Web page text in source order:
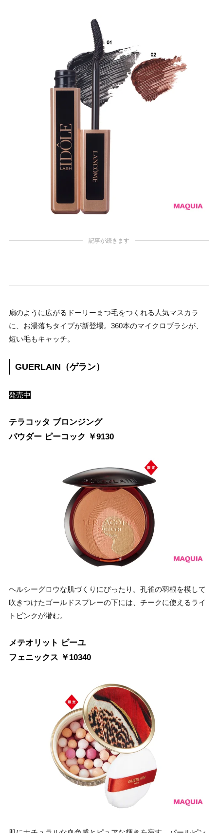
記事が続きます
扇のように広がるドーリーまつ毛をつくれる人気マスカラ
に、お湯落ちタイプが新登場。360本のマイクロブラシが、
短い毛もキャッチ。
GUERLAIN（ゲラン）
発売中
テラコッタ ブロンジング
パウダー ピーコック ￥9130
ヘルシーグロウな肌づくりにぴったり。孔雀の羽根を模して
吹きつけたゴールドスプレーの下には、チークに使えるライ
トピンクが潜む。
メテオリット ビーユ
フェニックス ￥10340